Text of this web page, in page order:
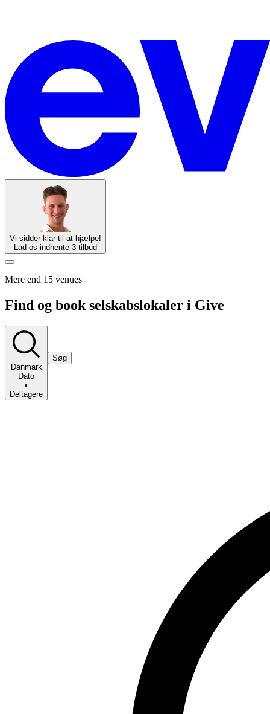
Vi sidder klar til at hjælpe!
Lad os indhente 3 tilbud
Mere end 15 venues
Find og book selskabslokaler i Give
Danmark
Dato
•
Deltagere
Søg